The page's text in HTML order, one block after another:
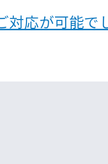
応が可能で